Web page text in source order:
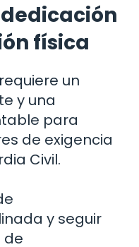
física
un
y una
para
de exigencia
Civil.
y seguir
de